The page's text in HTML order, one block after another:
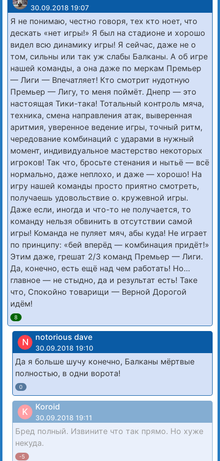
30.09.2018 19:07
Я не понимаю, честно говоря, тех кто ноет, что
дескать «нет игры!» Я был на стадионе и хорошо
видел всю динамику игры! Я сейчас, даже не о
том, сильны или так уж слабы Балканы. А об игре
нашей команды, а она даже по меркам Премьер
— Лиги — Впечатляет! Кто смотрит нудотную
Премьер — Лигу, то меня поймёт. Днепр — это
настоящая Тики-така! Тотальный контроль мяча,
техника, смена направления атак, выверенная
аритмия, уверенное ведение игры, точный ритм,
чередование комбинаций с ударами в нужный
момент, индивидуальное мастерство некоторых
игроков! Так что, бросьте стенания и нытьё — всё
нормально, даже неплохо, и даже — хорошо! На
игру нашей команды просто приятно смотреть,
получаешь удовольствие о. кружевной игры.
Даже если, иногда и что-то не получается, то
команду нельзя обвинить в отсутствии самой
игры! Команда не пуляет мяч, абы куда! Не играет
по принципу: «бей вперёд — комбинация придёт!»
Этим даже, грешат 2/3 команд Премьер — Лиги.
Да, конечно, есть ещё над чем работать! Но…
главное — не стыдно, да и результат есть! Таке
что, Спокойно товарищи — Верной Дорогой
идём!
8
N notorious dave
30.09.2018 19:10
Да я больше шучу конечно, Балканы мёртвые
полностью, в одни ворота!
0
K Koroid
30.09.2018 19:11
Бред полный. Извините что так прямо. Но хуже
некуда.
-5